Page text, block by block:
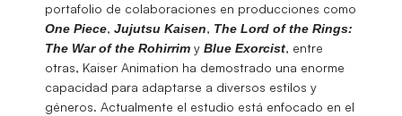
portafolio de colaboraciones en producciones como
One Piece, Jujutsu Kaisen, The Lord of the Rings:
The War of the Rohirrim y Blue Exorcist, entre
otras, Kaiser Animation ha demostrado una enorme
capacidad para adaptarse a diversos estilos y
géneros. Actualmente el estudio está enfocado en el